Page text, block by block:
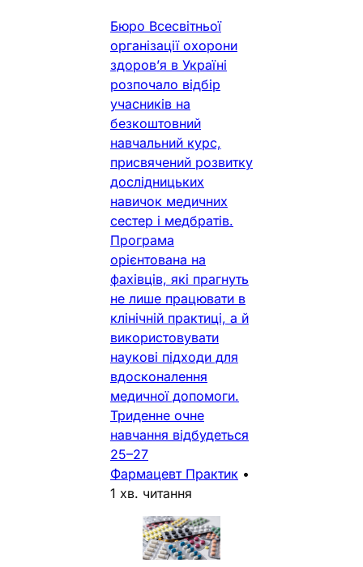
Бюро Всесвітньої
організації охорони
здоров’я в Україні
розпочало відбір
учасників на
безкоштовний
навчальний курс,
присвячений розвитку
дослідницьких
навичок медичних
сестер і медбратів.
Програма
орієнтована на
фахівців, які прагнуть
не лише працювати в
клінічній практиці, а й
використовувати
наукові підходи для
вдосконалення
медичної допомоги.
Триденне очне
навчання відбудеться
25–27
Фармацевт Практик •
1 хв. читання